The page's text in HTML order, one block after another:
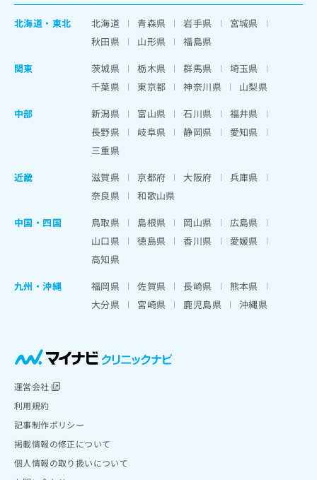
北海道 ・ 東北 北海道 青森県 岩手県
宮城県
秋田県
山形県
福島県
関東
茨城県 栃木県 群馬県
埼玉県
千葉県
東京都 神奈川県
山梨県
中部
新潟県 富山県 石川県
福井県
長野県
岐阜県 静岡県
愛知県
三重県
近畿
滋賀県 京都府 大阪府
兵庫県
奈良県
和歌山県
中国・四国
鳥取県 島根県 岡山県
広島県
山口県
徳島県 香川県
愛媛県
高知県
九州・沖縄
福岡県 佐賀県 長崎県
熊本県
大分県
宮崎県 鹿児島県 沖縄県
運営会社
利用規約
記事制作ポリシー
掲載情報の修正について
個人情報の取り扱いについて